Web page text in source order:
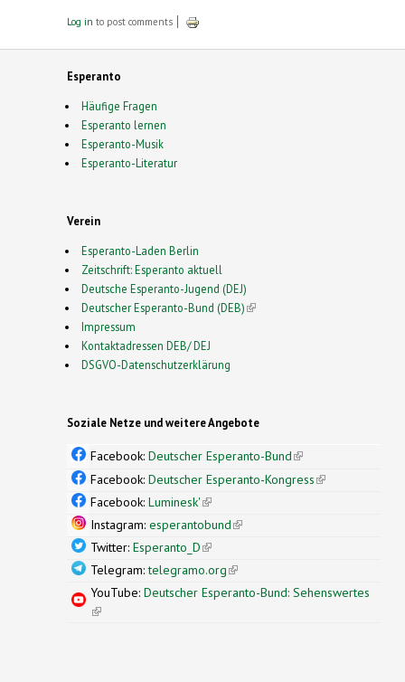
Log in to post comments
Esperanto
Häufige Fragen
Esperanto lernen
Esperanto-Musik
Esperanto-Literatur
Verein
Esperanto-Laden Berlin
Zeitschrift: Esperanto aktuell
Deutsche Esperanto-Jugend (DEJ)
Deutscher Esperanto-Bund (DEB)(link is external)
Impressum
Kontaktadressen DEB/ DEJ
DSGVO-Datenschutzerklärung
Soziale Netze und weitere Angebote
Facebook: Deutscher Esperanto-Bund(link is
external)
Facebook: Deutscher Esperanto-Kongress(link is
Facebook: Luminesk'(link is external)
Instagram: esperantobund(link is external)
Twitter: Esperanto_D(link is external)
Telegram:telegramo.org(link is external)
YouTube: Deutscher Esperanto-Bund: Sehenswertes
(link is external)